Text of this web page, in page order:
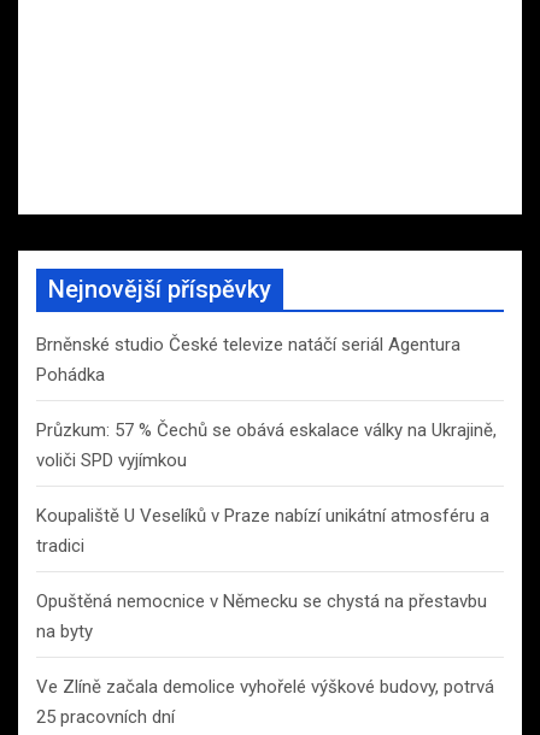
Nejnovější příspěvky
Brněnské studio České televize natáčí seriál Agentura
Pohádka
Průzkum: 57 % Čechů se obává eskalace války na Ukrajině,
voliči SPD vyjímkou
Koupaliště U Veselíků v Praze nabízí unikátní atmosféru a
tradici
Opuštěná nemocnice v Německu se chystá na přestavbu
na byty
Ve Zlíně začala demolice vyhořelé výškové budovy, potrvá
25 pracovních dní